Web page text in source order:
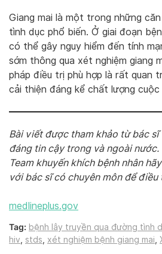
Giang mai là một trong những
tình dục phổ biến. Ở giai đoạn
có thể gây nguy hiểm đến tính
sớm thông qua xét nghiệm giang
pháp điều trị phù hợp là rất quan
cải thiện đáng kể chất lượng
Bài viết được tham khảo từ bác sĩ
đáng tin cậy trong và ngoài nước.
Team khuyến khích bệnh nhân
với bác sĩ có chuyên môn để điều
medlineplus.gov
Tag: bệnh lây truyền qua đường tình
hiv
stds xét nghiệm bệnh giang mai